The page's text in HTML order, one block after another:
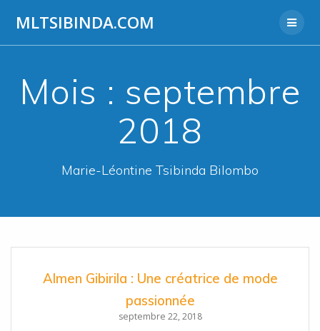
MLTSIBINDA.COM
Mois : septembre
2018
Marie-Léontine Tsibinda Bilombo
Almen Gibirila : Une créatrice de mode
passionnée
septembre 22, 2018